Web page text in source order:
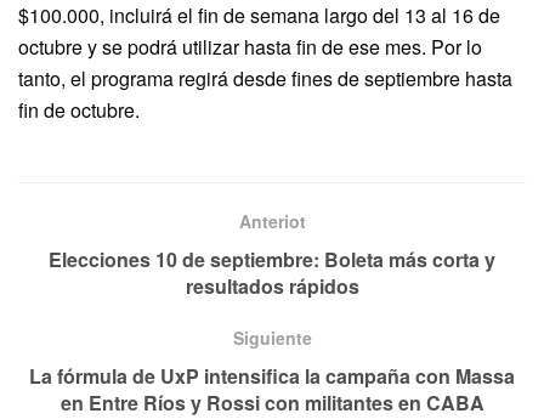
$100.000, incluirá el fin de semana largo del 13 al 16 de
octubre y se podrá utilizar hasta fin de ese mes. Por lo
tanto, el programa regirá desde fines de septiembre hasta
fin de octubre.
Anteriot
Elecciones 10 de septiembre: Boleta más corta y
resultados rápidos
Siguiente
La fórmula de UxP intensifica la campaña con Massa
en Entre Ríos y Rossi con militantes en CABA